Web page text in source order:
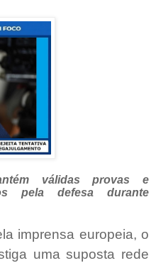
válidas provas e
pela defesa durante
imprensa europeia, o
uma suposta rede